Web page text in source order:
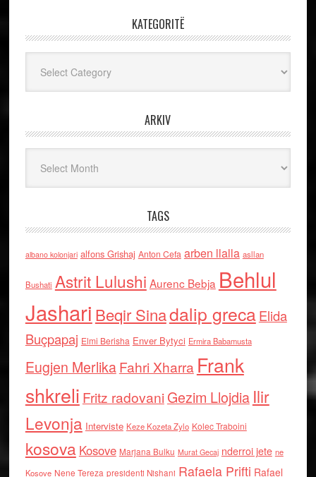
KATEGORITË
ARKIV
TAGS
albano kolonjari alfons Grishaj Anton Cefa arben llalla asllan
Bushati Astrit Lulushi Aurenc Bebja Behlul
Jashari Beqir Sinadalip grecaElida
Buçpapaj Elmi Berisha Enver Bytyci Ermira Babamusta
Eugjen MerlikaFahri Xharra Frank
shkreli Fritz radovaniGezim Llojdia Ilir
Levonja Interviste Keze Kozeta Zylo Kolec Traboini
kosova Kosove Marjana Bulku Murat Gecaj nderroi jete ne
Kosove Nene Tereza presidenti Nishani Rafaela Prifti Rafael